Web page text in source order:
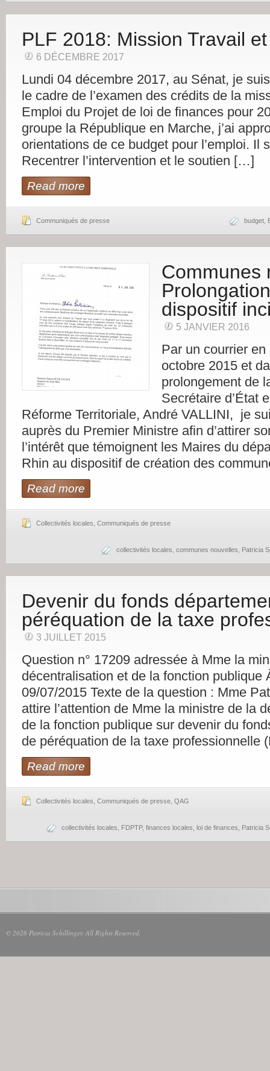
PLF 2018: Mission Travail
6 DÉCEMBRE 2017
Lundi 04 décembre 2017, au Sénat, je
le cadre de l’examen des crédits de la
Emploi du Projet de loi de finances pour
groupe la République en Marche, j’ai
orientations de ce budget pour l’emploi. Il
Recentrer l’intervention et le soutien […]
Read more
Communiqués de presse budget
Communes
dispositif
5 JANVIER 2016
Par un courrier en
octobre 2015 et
prolongement de
Secrétaire d’État
Réforme Territoriale, André VALLINI, je
auprès du Premier Ministre afin d’attirer
l’intérêt que témoignent les Maires du
Rhin au dispositif de création des
Read more
Collectivités locales Communiqués de presse
collectivités locales communes nouvelles Patricia
Devenir du fonds
péréquation de la taxe
3 JUILLET 2015
Question n° 17209 adressée à Mme la
décentralisation et de la fonction publique
09/07/2015 Texte de la question : Mme
attire l’attention de Mme la ministre de la
de la fonction publique sur devenir du
de péréquation de la taxe professionnelle
Read more
Collectivités locales Communiqués de presse QAG
collectivités locales FDPTP, finances locales loi de finances Patricia
© 2026 Patricia Schillinger. All Rights Reserved.